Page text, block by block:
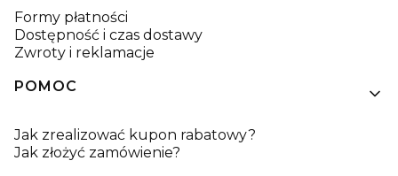
Formy płatności
Dostępność i czas dostawy
Zwroty i reklamacje
POMOC
Jak zrealizować kupon rabatowy?
Jak złożyć zamówienie?